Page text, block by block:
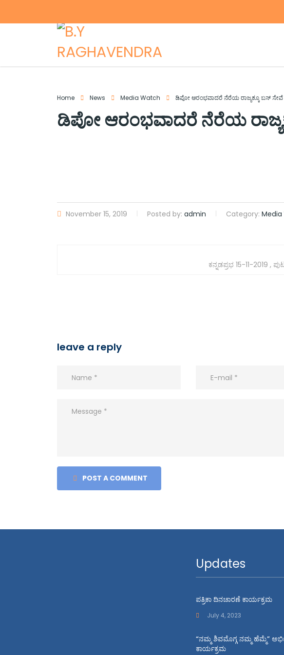
Home News Media Watch ಡಿಪೋ ಆರಂಭವಾದರೆ ನೆರೆಯ ರಾಜ್ಯಕ್ಕೂ ಬಸ್ ಸೇವೆ
ಡಿಪೋ ಆರಂಭವಾದರೆ ನೆರೆಯ
November 15, 2019 Posted by: admin Category:
ಕನ್ನಡಪ್ರಭ 15-11-2019 ,
leave a reply
POST A COMMENT
Updates
ಪತ್ರಿಕಾ ದಿನಚಾರಣೆ ಕಾರ್ಯಕ್ರಮ
July 4, 2023
“ನಮ್ಮ ಶಿವಮೊಗ್ಗ ನಮ್ಮ ಹೆಮ್ಮೆ”
ಕಾರ್ಯಕ್ರಮ